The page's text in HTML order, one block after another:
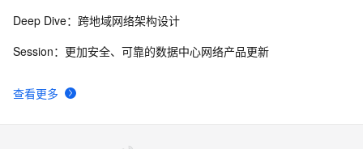
查看更多
Deep Dive：跨地域网络架构设计
Session：更加安全、可靠的数据中心网络产品更新